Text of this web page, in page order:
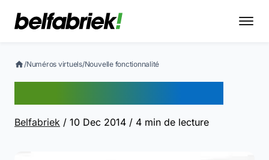
/Numéros virtuels/Nouvelle fonctionnalité
Belfabriek / 10 Dec 2014 / 4 min de lecture